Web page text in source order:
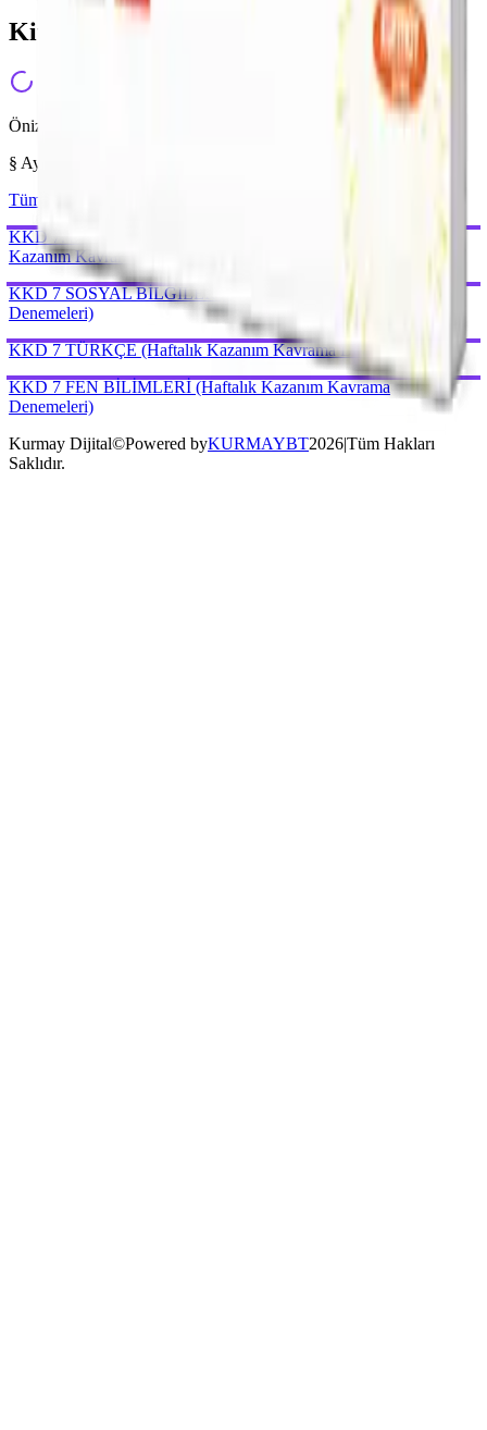
Kitabı yakından inceleyin
Önizleme hazırlanıyor...
§ Aynı Kategoriden
Tümünü gör →
Kurmay Dijital©Powered byKURMAYBT2026|Tüm Hakları
Saklıdır.